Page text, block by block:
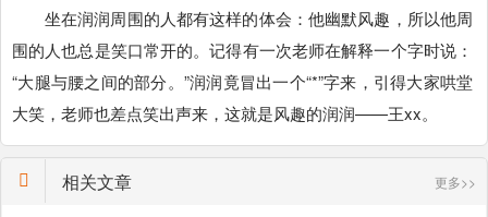
坐在润润周围的人都有这样的体会：他幽默风趣，所以他周
围的人也总是笑口常开的。记得有一次老师在解释一个字时说：
“大腿与腰之间的部分。”润润竟冒出一个“*”字来，引得大家哄堂
大笑，老师也差点笑出声来，这就是风趣的润润——王xx。
相关文章 更多>>